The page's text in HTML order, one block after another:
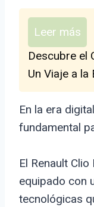
Leer más
Descubre el
Un Viaje a la
En la era
fundamental
El Renault
equipado con
tecnológicas